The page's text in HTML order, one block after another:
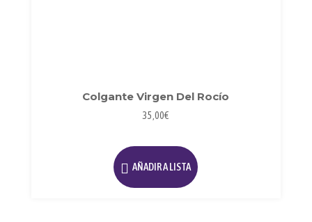
Colgante Virgen Del Rocío
35,00€
AÑADIR A LISTA